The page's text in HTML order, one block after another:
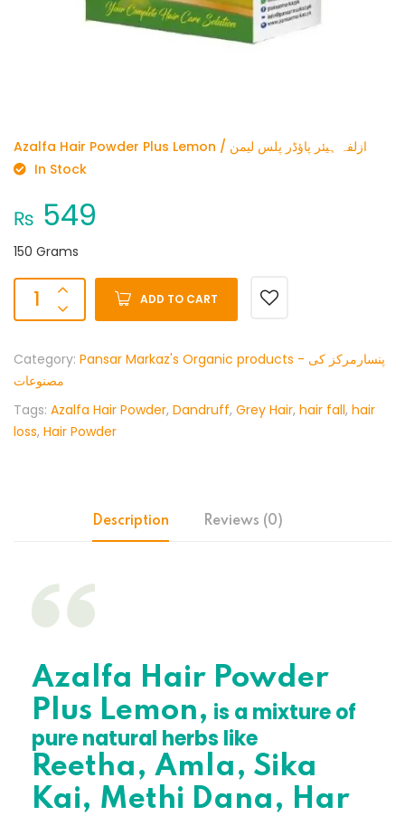
Azalfa Hair Powder Plus Lemon / ازلفہ ہیئر پاؤڈر پلس لیمن
In Stock
₨ 549
150 Grams
ADD TO CART
Category: Pansar Markaz's Organic products - پنسارمرکز کی
مصنوعات
Tags: Azalfa Hair Powder, Dandruff, Grey Hair, hair fall, hair
loss, Hair Powder
Description Reviews (0)
Azalfa Hair Powder
Plus Lemon, is a mixture of
pure natural herbs like
Reetha, Amla, Sika
Kai, Methi Dana, Har